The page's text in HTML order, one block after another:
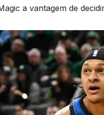
a vantagem de